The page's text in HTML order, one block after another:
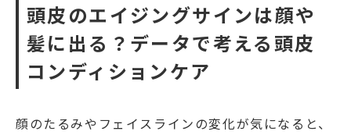
頭皮のエイジングサインは顔や
髪に出る？データで考える頭皮
コンディションケア
顔のたるみやフェイスラインの変化が気になると、